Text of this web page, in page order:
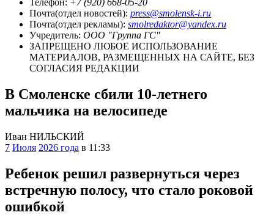
Телефон: +7 (920) 668-05-20
Почта(отдел новостей): press@smolensk-i.ru
Почта(отдел рекламы): smolredaktor@yandex.ru
Учредитель: ООО "Группа ГС"
ЗАПРЕЩЕНО ЛЮБОЕ ИСПОЛЬЗОВАНИЕ
МАТЕРИАЛОВ, РАЗМЕЩЕННЫХ НА САЙТЕ, БЕЗ
СОГЛАСИЯ РЕДАКЦИИ
В Смоленске сбили 10-летнего
мальчика на велосипеде
Иван НИЛЬСКИЙ
7 Июля 2026 года в 11:33
Ребенок решил развернуться через
встречную полосу, что стало роковой
ошибкой